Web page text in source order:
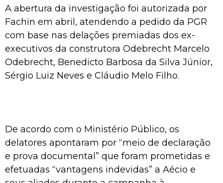
A abertura da investigação foi autorizada por
Fachin em abril, atendendo a pedido da PGR
com base nas delações premiadas dos ex-
executivos da construtora Odebrecht Marcelo
Odebrecht, Benedicto Barbosa da Silva Júnior,
Sérgio Luiz Neves e Cláudio Melo Filho.
De acordo com o Ministério Público, os
delatores apontaram por “meio de declaração
e prova documental” que foram prometidas e
efetuadas “vantagens indevidas” a Aécio e